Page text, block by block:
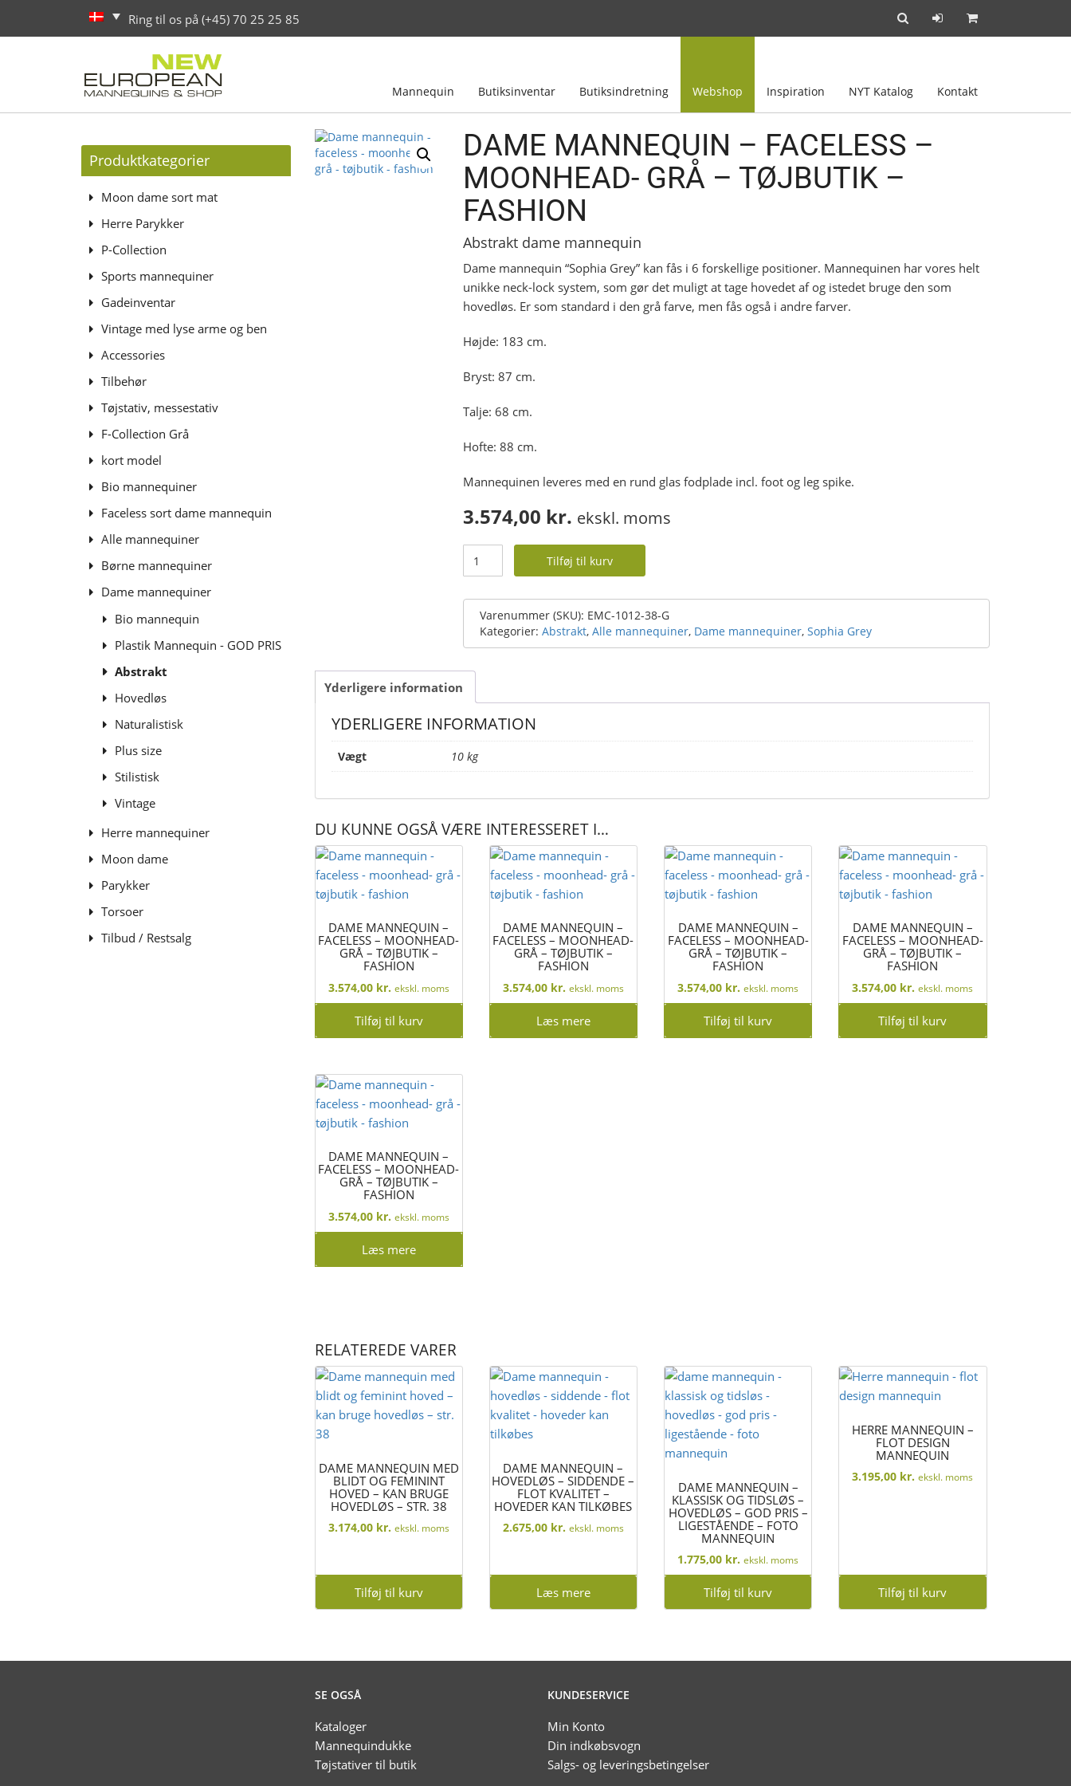
Ring til os på (+45) 70 25 25 85
Mannequin Butiksinventar Butiksindretning Webshop Inspiration NYT Katalog Kontakt
Produktkategorier
Moon dame sort mat
Herre Parykker
P-Collection
Sports mannequiner
Gadeinventar
Vintage med lyse arme og ben
Accessories
Tilbehør
Tøjstativ, messestativ
F-Collection Grå
kort model
Bio mannequiner
Faceless sort dame mannequin
Alle mannequiner
Børne mannequiner
Dame mannequiner
Bio mannequin
Plastik Mannequin - GOD PRIS
Abstrakt
Hovedløs
Naturalistisk
Plus size
Stilistisk
Vintage
Herre mannequiner
Moon dame
Parykker
Torsoer
Tilbud / Restsalg
DAME MANNEQUIN – FACELESS –
MOONHEAD- GRÅ – TØJBUTIK –
FASHION
Abstrakt dame mannequin
Dame mannequin “Sophia Grey” kan fås i 6 forskellige positioner. Mannequinen har vores helt
unikke neck-lock system, som gør det muligt at tage hovedet af og istedet bruge den som
hovedløs. Er som standard i den grå farve, men fås også i andre farver.
Højde: 183 cm.
Bryst: 87 cm.
Talje: 68 cm.
Hofte: 88 cm.
Mannequinen leveres med en rund glas fodplade incl. foot og leg spike.
3.574,00 kr. ekskl. moms
mannequin
faceless
moonhead-
grå
-
antal
Tilføj til kurv
Varenummer (SKU): EMC-1012-38-G
Kategorier: Abstrakt, Alle mannequiner, Dame mannequiner, Sophia Grey
Yderligere information
YDERLIGERE INFORMATION
Vægt 10 kg
DU KUNNE OGSÅ VÆRE INTERESSERET I…
DAME MANNEQUIN –
FACELESS – MOONHEAD-
GRÅ – TØJBUTIK –
FASHION
3.574,00 kr. ekskl. moms
Tilføj til kurv
DAME MANNEQUIN –
FACELESS – MOONHEAD-
GRÅ – TØJBUTIK –
FASHION
3.574,00 kr. ekskl. moms
Læs mere
DAME MANNEQUIN –
FACELESS – MOONHEAD-
GRÅ – TØJBUTIK –
FASHION
3.574,00 kr. ekskl. moms
Tilføj til kurv
DAME MANNEQUIN –
FACELESS – MOONHEAD-
GRÅ – TØJBUTIK –
FASHION
3.574,00 kr. ekskl. moms
Tilføj til kurv
DAME MANNEQUIN –
FACELESS – MOONHEAD-
GRÅ – TØJBUTIK –
FASHION
3.574,00 kr. ekskl. moms
Læs mere
RELATEREDE VARER
DAME MANNEQUIN MED
BLIDT OG FEMININT
HOVED – KAN BRUGE
HOVEDLØS – STR. 38
3.174,00 kr. ekskl. moms
Tilføj til kurv
DAME MANNEQUIN –
HOVEDLØS – SIDDENDE –
FLOT KVALITET –
HOVEDER KAN TILKØBES
2.675,00 kr. ekskl. moms
Læs mere
DAME MANNEQUIN –
KLASSISK OG TIDSLØS –
HOVEDLØS – GOD PRIS –
LIGESTÅENDE – FOTO
MANNEQUIN
1.775,00 kr. ekskl. moms
Tilføj til kurv
HERRE MANNEQUIN –
FLOT DESIGN
MANNEQUIN
3.195,00 kr. ekskl. moms
Tilføj til kurv
SE OGSÅ
Kataloger
Mannequindukke
Tøjstativer til butik
KUNDESERVICE
Min Konto
Din indkøbsvogn
Salgs- og leveringsbetingelser